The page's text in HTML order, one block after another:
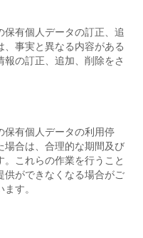
有個人データの訂正、追
事実と異なる内容がある
の訂正、追加、削除をさ
保有個人データの利用停
場合は、合理的な期間及び
これらの作業を行うこと
供ができなくなる場合がご
す。